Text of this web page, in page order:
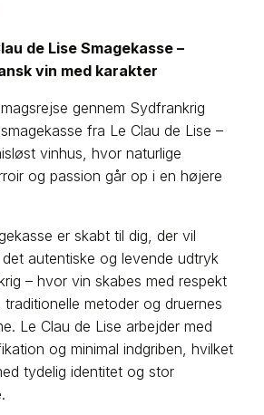
de Lise Smagekasse –
vin med karakter
gennem Sydfrankrig
fra Le Clau de Lise –
vinhus, hvor naturlige
og passion går op i en højere
er skabt til dig, der vil
autentiske og levende udtryk
– hvor vin skabes med respekt
metoder og druernes
Le Clau de Lise arbejder med
og minimal indgriben, hvilket
tydelig identitet og stor